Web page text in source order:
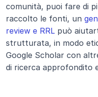
comunità, puoi fare di
raccolto le fonti, un
review e RRL può
strutturata, in modo
Google Scholar con
di ricerca approfondito